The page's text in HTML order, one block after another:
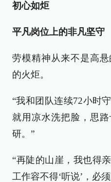
初心如炬
平凡岗位上的非凡坚守
劳模精神从来不是高
的火炬。
“我和团队连续72小时
就用凉水洗把脸，思
研。”
“再陡的山崖，我也得
工作容不得‘听说’，必